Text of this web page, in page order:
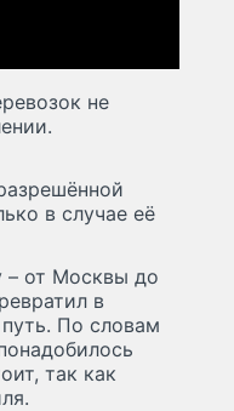
не
в случае её
– от Москвы до
в
По словам
так как